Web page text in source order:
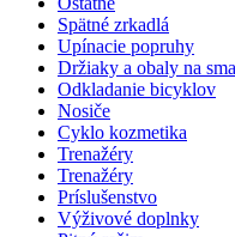
Spätné zrkadlá
Upínacie popruhy
Držiaky a obaly na
Odkladanie bicyklov
Nosiče
Cyklo kozmetika
Trenažéry
Trenažéry
Príslušenstvo
Výživové doplnky